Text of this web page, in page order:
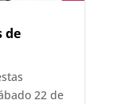
de
22 de